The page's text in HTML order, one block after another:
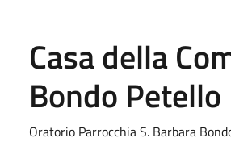
Casa della
Bondo Petello
Oratorio Parrocchia S. Barbara